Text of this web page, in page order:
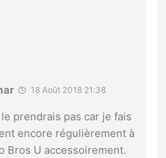
18 Août 2018 21:38
prendrais pas car je fais
encore régulièrement à
Bros U accessoirement.